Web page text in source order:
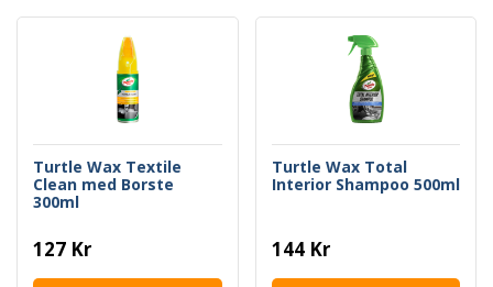
Turtle Wax Textile
Clean med Borste
300ml
127 Kr
Turtle Wax Total
Interior Shampoo 500ml
144 Kr